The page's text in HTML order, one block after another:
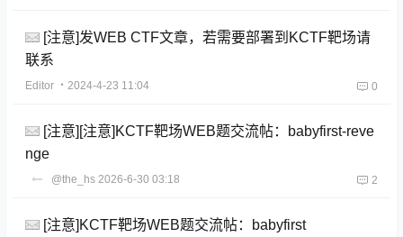
[注意]发WEB CTF文章，若需要部署到KCTF靶场请
联系
Editor ・2024-4-23 11:04 0
[注意][注意]KCTF靶场WEB题交流帖：babyfirst-reve
nge
@the_hs 2026-6-30 03:18 2
[注意]KCTF靶场WEB题交流帖：babyfirst